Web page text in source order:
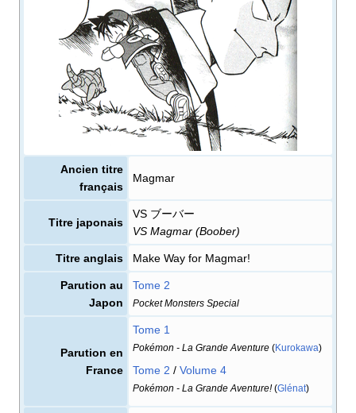
Ancien titre
français
Magmar
Titre japonais
VS ブーバー
VS Magmar (Boober)
Titre anglais Make Way for Magmar!
Parution au
Japon
Tome 2
Pocket Monsters Special
Parution en
France
Tome 1
Pokémon - La Grande Aventure (Kurokawa)
Tome 2 / Volume 4
Pokémon - La Grande Aventure!(Glénat)